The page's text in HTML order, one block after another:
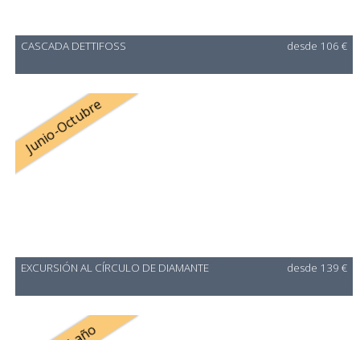
CASCADA DETTIFOSS desde 106 €
Junio-Octubre
EXCURSIÓN AL CÍRCULO DE DIAMANTE desde 139 €